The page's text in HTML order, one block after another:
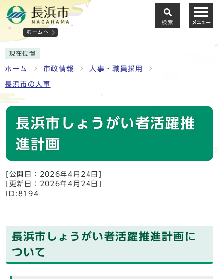
ホームへ
検索 メニュー
現在位置
ホーム 市政情報 人事・職員採用
長浜市の人事
長浜市しょうがい者活躍推
進計画
[公開日：2026年4月24日]
[更新日：2026年4月24日]
ID:8194
長浜市しょうがい者活躍推進計画に
ついて